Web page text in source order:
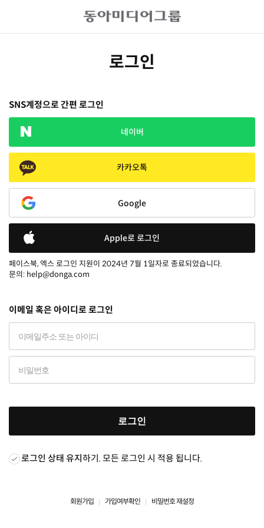
로그인
SNS계정으로 간편 로그인
네이버
카카오톡
Google
Apple로 로그인
페이스북, 엑스 로그인 지원이 2024년 7월 1일자로 종료되었습니다.
문의: help@donga.com
이메일 혹은 아이디로 로그인
로그인
로그인 상태 유지하기. 모든 로그인 시 적용 됩니다.
회원가입 가입여부확인 비밀번호 재설정